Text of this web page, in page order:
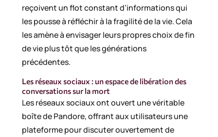
reçoivent un flot constant d’informations qui
les pousse à réfléchir à la fragilité de la vie. Cela
les amène à envisager leurs propres choix de fin
de vie plus tôt que les générations
précédentes.
Les réseaux sociaux : un espace de libération des
conversations sur la mort
Les réseaux sociaux ont ouvert une véritable
boîte de Pandore, offrant aux utilisateurs une
plateforme pour discuter ouvertement de